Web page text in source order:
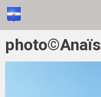
photo©Anaïs